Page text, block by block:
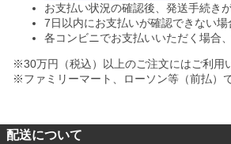
お支払い状況の確認後、発送手続き
7日以内にお支払いが確認できない
各コンビニでお支払いいただく場合
※30万円（税込）以上のご注文にはご利用
※ファミリーマート、ローソン等（前払）
配送について